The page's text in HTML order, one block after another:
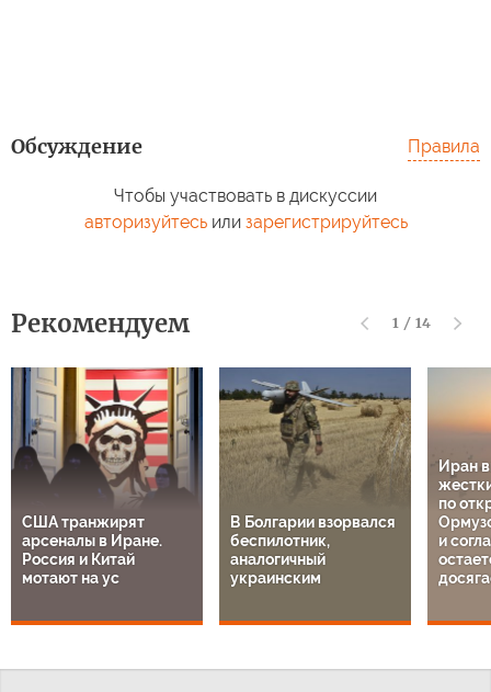
Обсуждение Правила
Чтобы участвовать в дискуссии
авторизуйтесьили зарегистрируйтесь
Рекомендуем 1 / 14
США транжирят
арсеналы в Иране.
Россия и Китай
мотают на ус
В Болгарии взорвался
беспилотник,
аналогичный
украинским
Иран
по
и